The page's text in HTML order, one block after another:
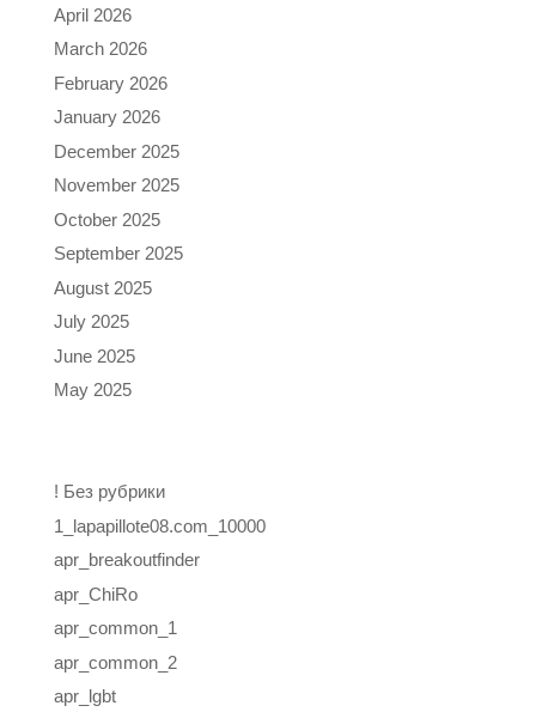
April 2026
March 2026
February 2026
January 2026
December 2025
November 2025
October 2025
September 2025
August 2025
July 2025
June 2025
May 2025
! Без рубрики
1_lapapillote08.com_10000
apr_breakoutfinder
apr_ChiRo
apr_common_1
apr_common_2
apr_lgbt